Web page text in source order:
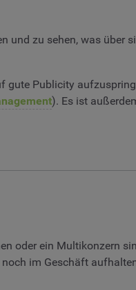
zu sehen, was über
Publicity
). Es ist
oder ein Multikonzern
im Geschäft